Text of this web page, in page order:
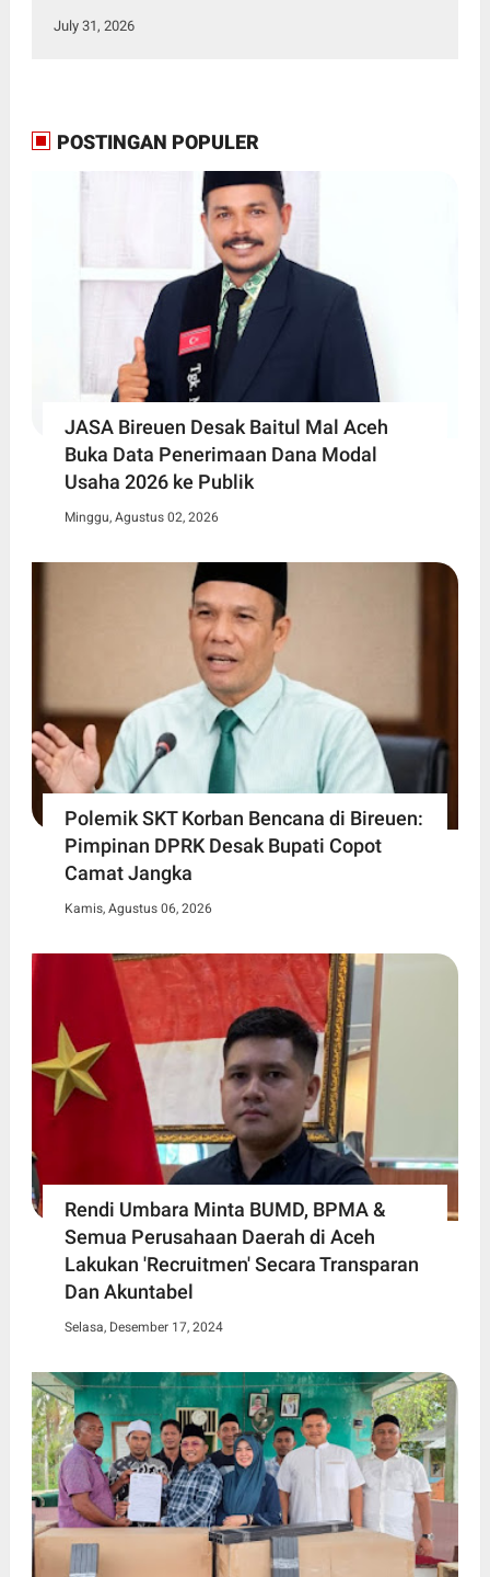
July 31, 2026
POSTINGAN POPULER
JASA Bireuen Desak Baitul Mal Aceh
Buka Data Penerimaan Dana Modal
Usaha 2026 ke Publik
Minggu, Agustus 02, 2026
Polemik SKT Korban Bencana di Bireuen:
Pimpinan DPRK Desak Bupati Copot
Camat Jangka
Kamis, Agustus 06, 2026
Rendi Umbara Minta BUMD, BPMA &
Semua Perusahaan Daerah di Aceh
Lakukan 'Recruitmen' Secara Transparan
Dan Akuntabel
Selasa, Desember 17, 2024